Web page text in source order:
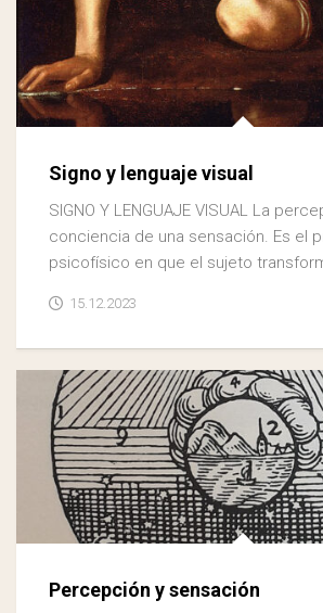
Signo y lenguaje visual
SIGNO Y LENGUAJE VISUAL La
conciencia de una sensación. Es el
psicofísico en que el sujeto
15.12.2023
Percepción y sensación